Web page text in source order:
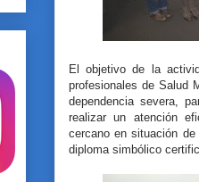
El objetivo de la
profesionales de Salud
dependencia severa,
realizar un atención
cercano en situación
diploma simbólico